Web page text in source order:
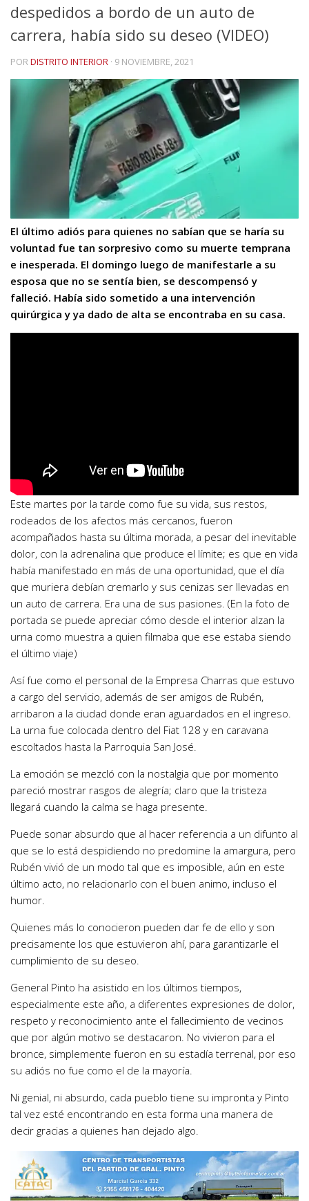
despedidos a bordo de un auto de
carrera, había sido su deseo (VIDEO)
PORDISTRITO INTERIOR · 9 NOVIEMBRE, 2021
El último adiós para quienes no sabían que se haría su
voluntad fue tan sorpresivo como su muerte temprana
e inesperada. El domingo luego de manifestarle a su
esposa que no se sentía bien, se descompensó y
falleció. Había sido sometido a una intervención
quirúrgica y ya dado de alta se encontraba en su casa.
Este martes por la tarde como fue su vida, sus restos,
rodeados de los afectos más cercanos, fueron
acompañados hasta su última morada, a pesar del inevitable
dolor, con la adrenalina que produce el límite; es que en vida
había manifestado en más de una oportunidad, que el día
que muriera debían cremarlo y sus cenizas ser llevadas en
un auto de carrera. Era una de sus pasiones. (En la foto de
portada se puede apreciar cómo desde el interior alzan la
urna como muestra a quien filmaba que ese estaba siendo
el último viaje)
Así fue como el personal de la Empresa Charras que estuvo
a cargo del servicio, además de ser amigos de Rubén,
arribaron a la ciudad donde eran aguardados en el ingreso.
La urna fue colocada dentro del Fiat 128 y en caravana
escoltados hasta la Parroquia San José.
La emoción se mezcló con la nostalgia que por momento
pareció mostrar rasgos de alegría; claro que la tristeza
llegará cuando la calma se haga presente.
Puede sonar absurdo que al hacer referencia a un difunto al
que se lo está despidiendo no predomine la amargura, pero
Rubén vivió de un modo tal que es imposible, aún en este
último acto, no relacionarlo con el buen animo, incluso el
humor.
Quienes más lo conocieron pueden dar fe de ello y son
precisamente los que estuvieron ahí, para garantizarle el
cumplimiento de su deseo.
General Pinto ha asistido en los últimos tiempos,
especialmente este año, a diferentes expresiones de dolor,
respeto y reconocimiento ante el fallecimiento de vecinos
que por algún motivo se destacaron. No vivieron para el
bronce, simplemente fueron en su estadía terrenal, por eso
su adiós no fue como el de la mayoría.
Ni genial, ni absurdo, cada pueblo tiene su impronta y Pinto
tal vez esté encontrando en esta forma una manera de
decir gracias a quienes han dejado algo.